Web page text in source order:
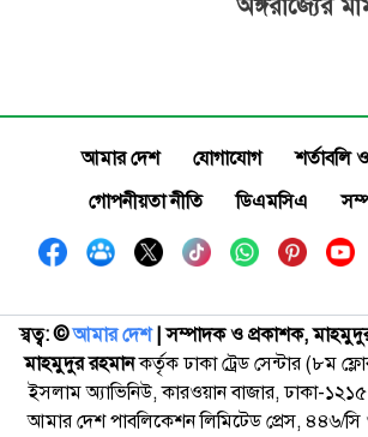
অঙ্গরাজ্যের
আমার দেশ যোগাযোগ
শর্তাবলি
গোপনীয়তা নীতি
ডিএমসিএ
স্বত্ব: ©️আমার দেশ| সম্পাদক ও প্রকাশক,
মাহমুদুর রহমানকর্তৃক ঢাকা ট্রেড সেন্টার (৮ম
ইসলাম অ্যাভিনিউ, কারওয়ান বাজার, ঢাকা-
আমার দেশ পাবলিকেশন লিমিটেড প্রেস, ৪৪৬/